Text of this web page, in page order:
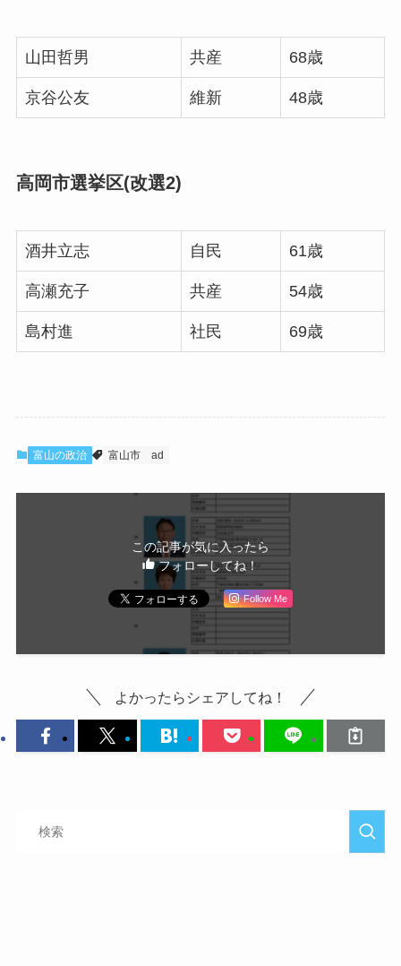
山田哲男 共産 68歳
京谷公友 維新 48歳
高岡市選挙区(改選2)
酒井立志 自民 61歳
高瀬充子 共産 54歳
島村進 社民 69歳
富山の政治 富山市 ad
この記事が気に入ったら
フォローしてね！
Follow Me
よかったらシェアしてね！